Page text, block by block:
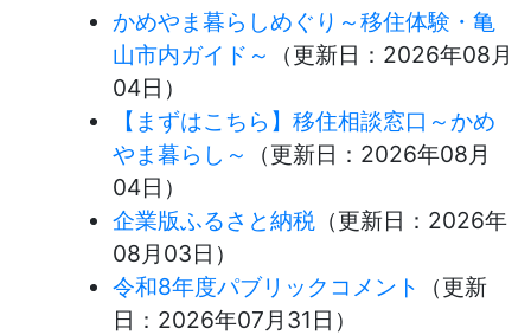
かめやま暮らしめぐり～移住体験・亀
山市内ガイド～
（更新日： 2026年08月
04日 ）
【まずはこちら】移住相談窓口～かめ
やま暮らし～
（更新日： 2026年08月
04日 ）
企業版ふるさと納税 （更新日： 2026年
08月03日 ）
令和8年度パブリックコメント
（更新
日： 2026年07月31日 ）